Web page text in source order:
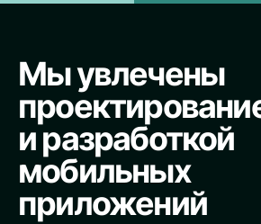
Мы увлечены
и разработкой
мобильных
приложений